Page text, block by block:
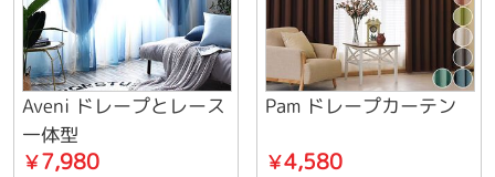
Aveni ドレープとレース
一体型
￥7,980
Pam ドレープカーテン
￥4,580